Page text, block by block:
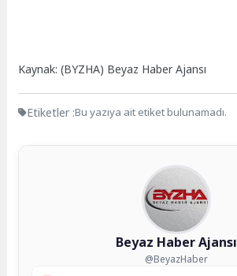
Kaynak: (BYZHA) Beyaz Haber Ajansı
Etiketler :Bu yazıya ait etiket bulunamadı.
Beyaz Haber Ajansı
@BeyazHaber